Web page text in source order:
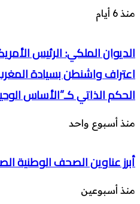
منذ 6 أيام
الديوان الملكي: الرئيس
اعتراف واشنطن بسيادة
الحكم الذاتي كـ”الأساس
منذ أسبوع واحد
أبرز عناوين الصحف الوطنية
منذ أسبوعين